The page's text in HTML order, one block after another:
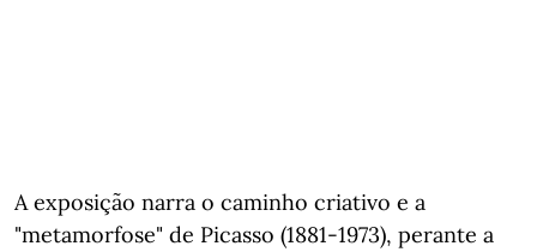
A exposição narra o caminho criativo e a
"metamorfose" de Picasso (1881-1973), perante a